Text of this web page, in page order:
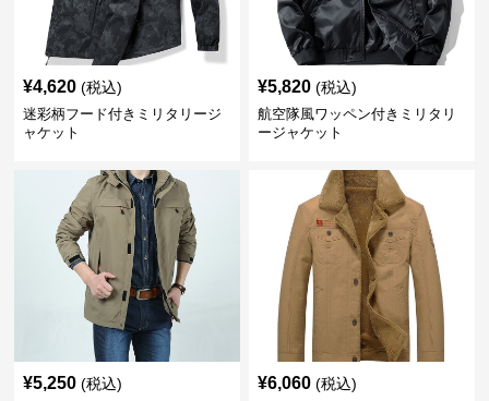
¥4,620 (税込)
迷彩柄フード付きミリタリージ
ャケット
¥5,820 (税込)
航空隊風ワッペン付きミリタリ
ージャケット
¥5,250 (税込) ¥6,060 (税込)